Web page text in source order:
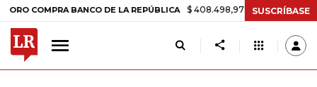
BANCO DE LA REPÚBLICA $ 408.498,97 +$ 8.753,81 +2,19%
SUSCRÍBASE